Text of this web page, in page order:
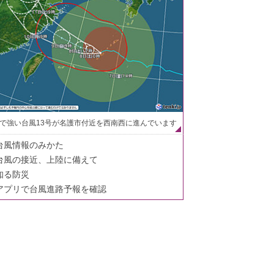
強い台風13号が名護市付近を西南西に進んでいます
風情報のみかた
風の接近、上陸に備えて
る防災
プリで台風進路予報を確認